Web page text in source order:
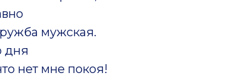
мужская.
дня
нет мне покоя!